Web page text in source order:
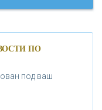
за 19 лет -
ПО
под ваш